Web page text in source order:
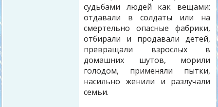
судьбами людей как вещами:
отдавали в солдаты или на
смертельно опасные фабрики,
отбирали и продавали детей,
превращали взрослых в
домашних шутов, морили
голодом, применяли пытки,
насильно женили и разлучали
семьи.